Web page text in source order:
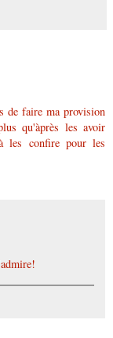
de faire ma provision
qu'àprès les avoir
les confire pour les